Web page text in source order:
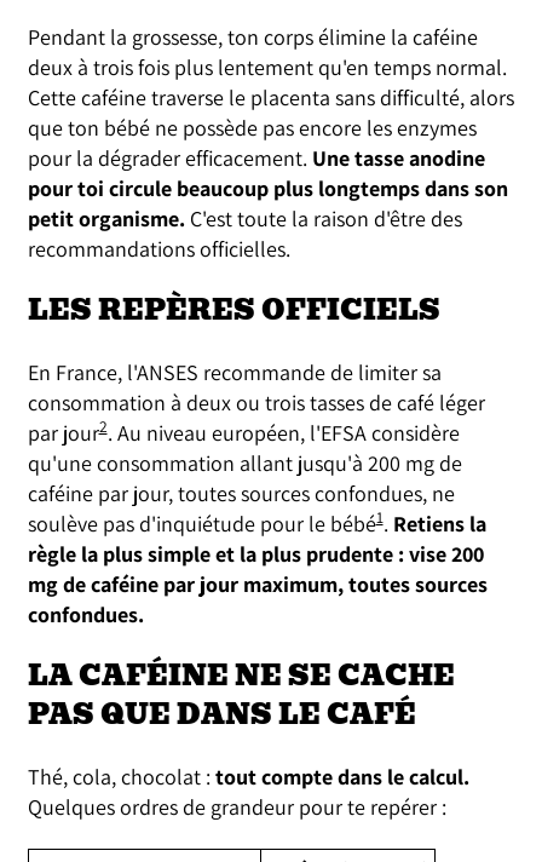
Pendant la grossesse, ton corps élimine la caféine
deux à trois fois plus lentement qu'en temps normal.
Cette caféine traverse le placenta sans difficulté, alors
que ton bébé ne possède pas encore les enzymes
pour la dégrader efficacement. Une tasse anodine
pour toi circule beaucoup plus longtemps dans son
petit organisme.C'est toute la raison d'être des
recommandations officielles.
LES REPÈRES OFFICIELS
En France, l'ANSES recommande de limiter sa
consommation à deux ou trois tasses de café léger
par jour2. Au niveau européen, l'EFSA considère
qu'une consommation allant jusqu'à 200 mg de
caféine par jour, toutes sources confondues, ne
soulève pas d'inquiétude pour le bébé1. Retiens la
règle la plus simple et la plus prudente : vise 200
mg de caféine par jour maximum, toutes sources
confondues.
LA CAFÉINE NE SE CACHE
PAS QUE DANS LE CAFÉ
Thé, cola, chocolat : tout compte dans le calcul.
Quelques ordres de grandeur pour te repérer :